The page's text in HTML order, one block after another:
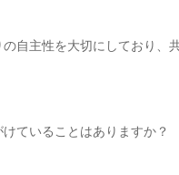
自主性を大切にしており、
ていることはありますか？